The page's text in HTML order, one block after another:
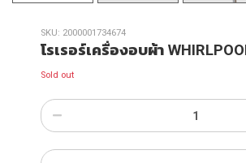
SKU: 2000001734674
โรเรอร์เครื่องอบผ้า
Sold out